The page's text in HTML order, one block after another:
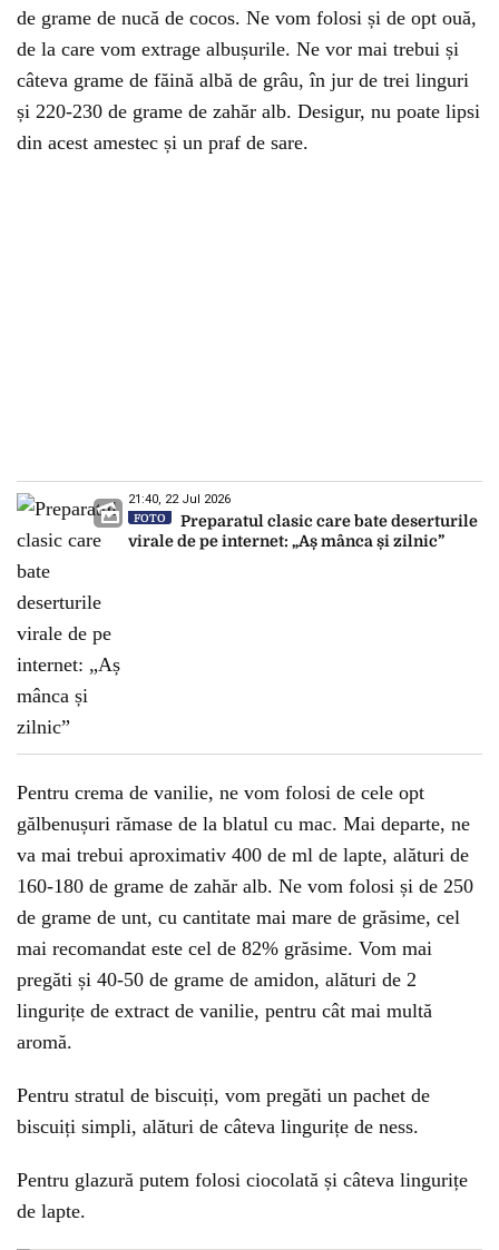
de grame de nucă de cocos. Ne vom folosi și de opt ouă,
de la care vom extrage albușurile. Ne vor mai trebui și
câteva grame de făină albă de grâu, în jur de trei linguri
și 220-230 de grame de zahăr alb. Desigur, nu poate lipsi
din acest amestec și un praf de sare.
21:40, 22 Jul 2026
FOTO
Preparatul clasic care bate deserturile
virale de pe internet: „Aș mânca și zilnic”
Pentru crema de vanilie, ne vom folosi de cele opt
gălbenușuri rămase de la blatul cu mac. Mai departe, ne
va mai trebui aproximativ 400 de ml de lapte, alături de
160-180 de grame de zahăr alb. Ne vom folosi și de 250
de grame de unt, cu cantitate mai mare de grăsime, cel
mai recomandat este cel de 82% grăsime. Vom mai
pregăti și 40-50 de grame de amidon, alături de 2
lingurițe de extract de vanilie, pentru cât mai multă
aromă.
Pentru stratul de biscuiți, vom pregăti un pachet de
biscuiți simpli, alături de câteva lingurițe de ness.
Pentru glazură putem folosi ciocolată și câteva lingurițe
de lapte.